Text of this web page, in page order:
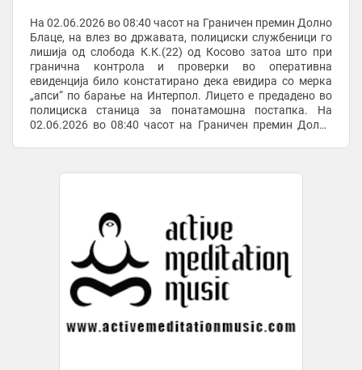
На 02.06.2026 во 08:40 часот на Граничен премин Долно
Блаце, на влез во државата, полициски службеници го
лишија од слобода К.К.(22) од Косово затоа што при
гранична контрола и проверки во оперативна
евиденција било констатирано дека евидира со мерка
„апси“ по барање на Интерпол. Лицето е предадено во
полициска станица за понатамошна постапка. На
02.06.2026 во 08:40 часот на Граничен премин Долно